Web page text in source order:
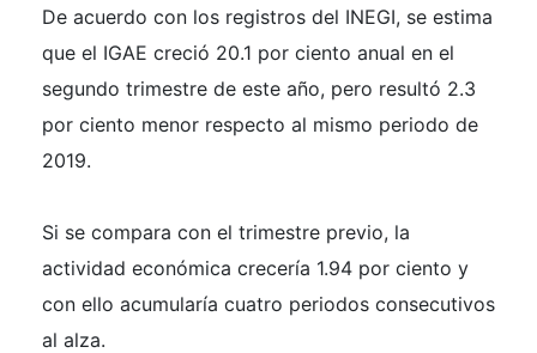
De acuerdo con los registros del INEGI, se estima
que el IGAE creció 20.1 por ciento anual en el
segundo trimestre de este año, pero resultó 2.3
por ciento menor respecto al mismo periodo de
2019.
Si se compara con el trimestre previo, la
actividad económica crecería 1.94 por ciento y
con ello acumularía cuatro periodos consecutivos
al alza.